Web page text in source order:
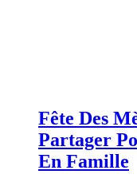
Fête Des
Partager
En Famille